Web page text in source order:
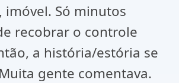
imóvel. Só minutos
recobrar o controle
a história/estória se
gente comentava.